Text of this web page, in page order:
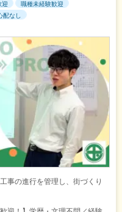
迎
職種未経験歓迎
なし
事の進行を管理し、街づくり